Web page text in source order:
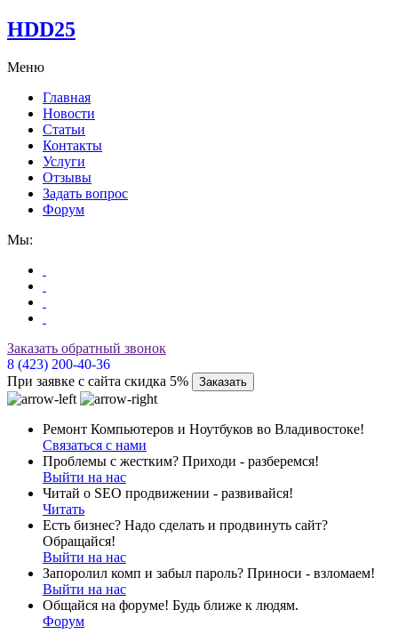
HDD25
Меню
Главная
Новости
Статьи
Контакты
Услуги
Отзывы
Задать вопрос
Форум
Мы:
Заказать обратный звонок
8 (423) 200-40-36
При заявке с сайта скидка 5%
Заказать
Ремонт Компьютеров и Ноутбуков во Владивостоке!
Связаться с нами
Проблемы с жестким? Приходи - разберемся!
Выйти на нас
Читай о SEO продвижении - развивайся!
Читать
Есть бизнес? Надо сделать и продвинуть сайт?
Обращайся!
Выйти на нас
Запоролил комп и забыл пароль? Приноси - взломаем!
Выйти на нас
Общайся на форуме! Будь ближе к людям.
Форум